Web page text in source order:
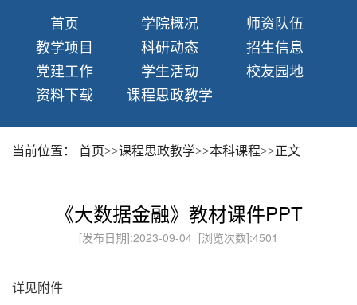
首页 学院概况
师资队伍
教学项目
科研动态
招生信息
党建工作
学生活动
校友园地
资料下载
课程思政教学
当前位置： 首页>>课程思政教学>>本科课程>>正文
《大数据金融》教材课件PPT
[发布日期]:2023-09-04 [浏览次数]:4501
详见附件